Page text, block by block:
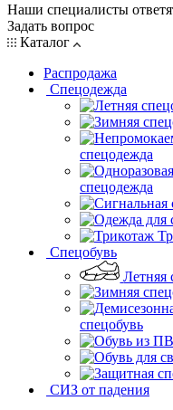
Наши специалисты
Задать вопрос
Каталог
Распродажа
Спецодежда
спецодежда
спецодежда
Спецобувь
Летняя
спецобувь
СИЗ от падения